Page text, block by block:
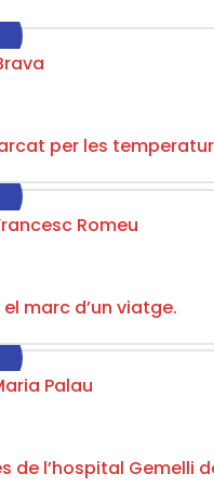
per les
Romeu
marc d’un viatge.
Palau
l’hospital Gemelli